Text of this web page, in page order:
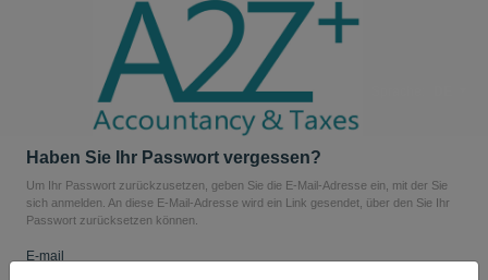
Haben Sie Ihr Passwort vergessen?
Um Ihr Passwort zurückzusetzen, geben Sie die E-Mail-Adresse ein, mit der Sie
sich anmelden. An diese E-Mail-Adresse wird ein Link gesendet, über den Sie Ihr
Passwort zurücksetzen können.
E-mail